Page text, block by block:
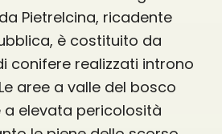
Pietrelcina, ricadente
è costituito da
conifere realizzati introno
aree a valle del bosco
elevata pericolosità